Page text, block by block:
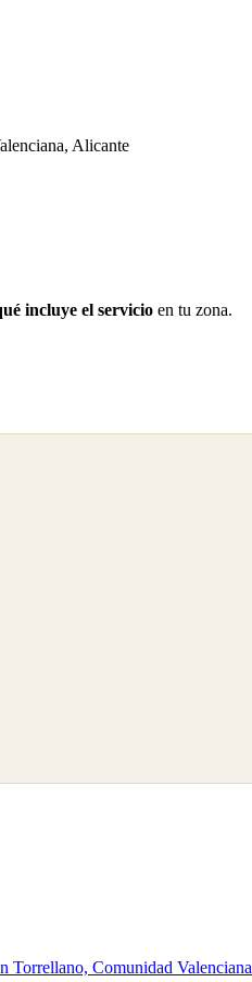
Alicante
incluye el servicio en tu zona.
Torrellano, Comunidad Valenciana